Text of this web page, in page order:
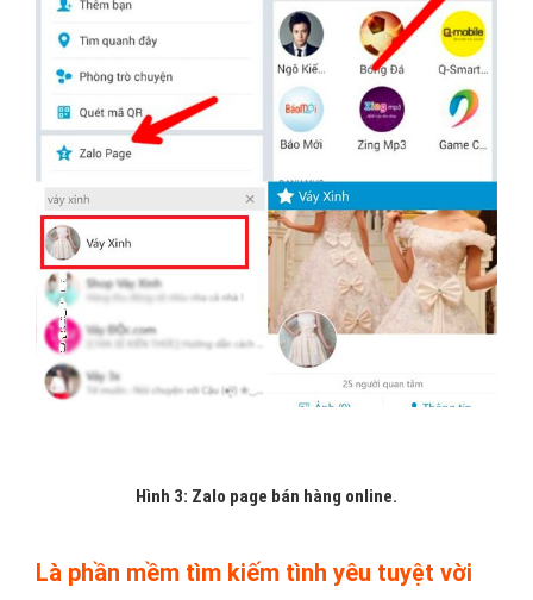
Hình 3: Zalo page bán hàng online.
Là phần mềm tìm kiếm tình yêu tuyệt vời